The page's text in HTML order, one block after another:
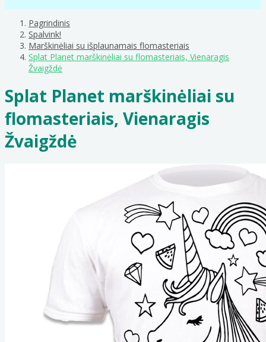
Pagrindinis
Spalvink!
Marškinėliai su išplaunamais flomasteriais
Splat Planet marškinėliai su flomasteriais, Vienaragis
Žvaigždė
Splat Planet marškinėliai su
flomasteriais, Vienaragis
Žvaigždė